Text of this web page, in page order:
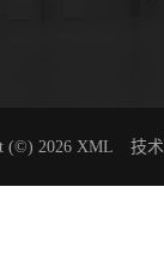
(©) 2026 XML 技